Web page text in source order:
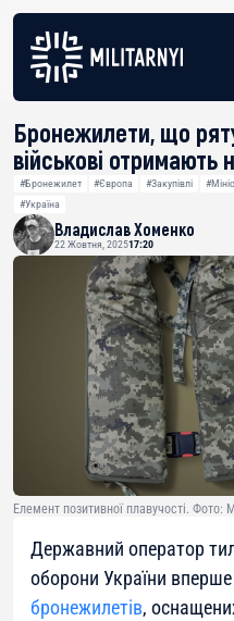
Бронежилети, що
військові
#Бронежилет #Європа #Закупівлі
#Україна
Владислав Хоменко
22 Жовтня, 202517:20
Елемент позитивної плавучості. Фото:
Державний оператор
оборони України
бронежилетів,